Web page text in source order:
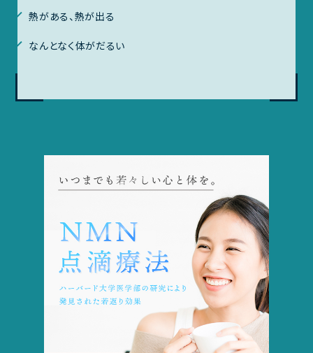
熱がある、熱が出る
なんとなく体がだるい